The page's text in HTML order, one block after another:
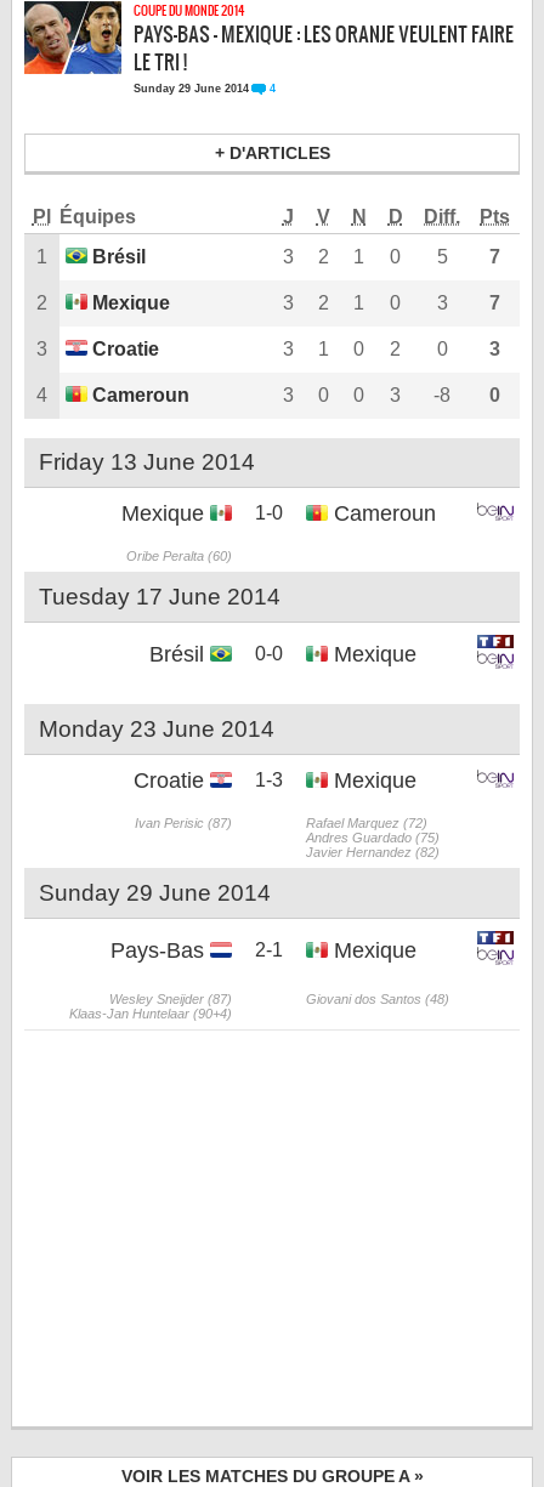
COUPE DES CONFÉDÉRATIONS
COUPE DU MONDE 2014
PAYS-BAS - MEXIQUE : LES ORANJE VEULENT FAIRE
LE TRI !
Sunday 29 June 2014 4
+ D'ARTICLES
Pl Équipes J V N D Diff.
Pts
1
Brésil 3 2 1 0 5 7
2 Mexique 3 2 1 0 3 7
3 Croatie 3 1 0 2 0 3
4 Cameroun 3 0 0 3 -8 0
Friday 13 June 2014
Mexique 1-0 Cameroun
Oribe Peralta (60)
Tuesday 17 June 2014
Brésil 0-0 Mexique
Monday 23 June 2014
Croatie 1-3 Mexique
Ivan Perisic (87)
Rafael Marquez (72)
Andres Guardado (75)
Javier Hernandez (82)
Sunday 29 June 2014
Pays-Bas 2-1 Mexique
Wesley Sneijder (87)
Klaas-Jan Huntelaar (90+4)
Giovani dos Santos (48)
VOIR LES MATCHES DU GROUPE A »